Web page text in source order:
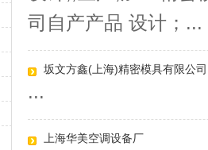
司自产产品 设计；...
坂文方鑫(上海)精密模具有限公司
...
上海华美空调设备厂